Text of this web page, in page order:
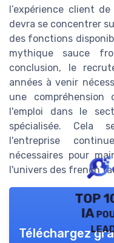
l’expérience client
devra se concentrer
des fonctions
mythique sauce
conclusion, le
années à venir
une
l'emploi dans le
spécialisée. Cela
l'entreprise
nécessaires pour
l'univers des french
TOP
IA
Téléchargez